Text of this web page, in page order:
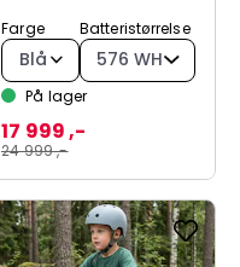
Farge
Blå
Batteristørrelse
576 WH
På lager
24 999 ,-
17 999 ,-